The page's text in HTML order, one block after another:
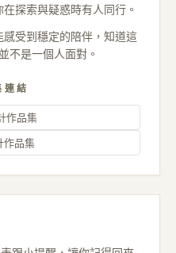
探索與疑惑時有人同行。
受到穩定的陪伴，知道這
不是一個人面對。
連結
作品集
作品集